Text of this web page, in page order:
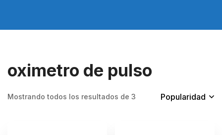
oximetro de pulso
Mostrando todos los resultados de 3 Popularidad